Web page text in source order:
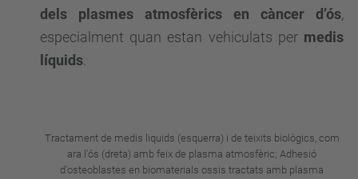
dels plasmes atmosfèrics en càncer d’ós,
especialment quan estan vehiculats per medis
líquids
Tractament de medis liquids (esquerra) i de teixits biològics, com
ara l'ós (dreta) amb feix de plasma atmosfèric; Adhesió
d'osteoblastes en biomaterials ossis tractats amb plasma